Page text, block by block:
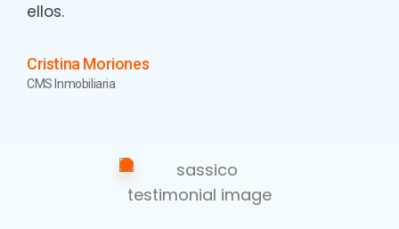
ellos.
Cristina Moriones
CMS Inmobiliaria